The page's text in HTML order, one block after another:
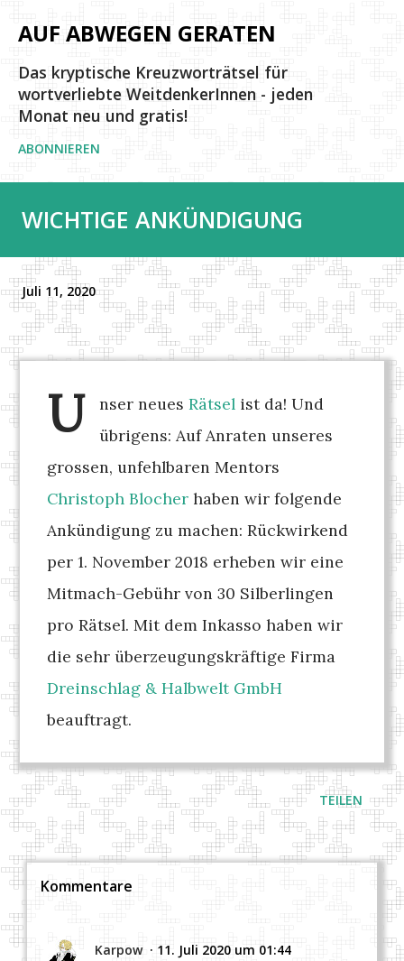
Direkt zum Hauptbereich
AUF ABWEGEN GERATEN
Das kryptische Kreuzworträtsel für
wortverliebte WeitdenkerInnen - jeden
Monat neu und gratis!
ABONNIEREN
WICHTIGE ANKÜNDIGUNG
Juli 11, 2020
U nser neuesRätsel ist da! Und
übrigens: Auf Anraten unseres
grossen, unfehlbaren Mentors
Christoph Blocher haben wir folgende
Ankündigung zu machen: Rückwirkend
per 1. November 2018 erheben wir eine
Mitmach-Gebühr von 30 Silberlingen
pro Rätsel. Mit dem Inkasso haben wir
die sehr überzeugungskräftige Firma
Dreinschlag & Halbwelt GmbH
beauftragt.
TEILEN
Kommentare
Karpow 11. Juli 2020 um 01:44